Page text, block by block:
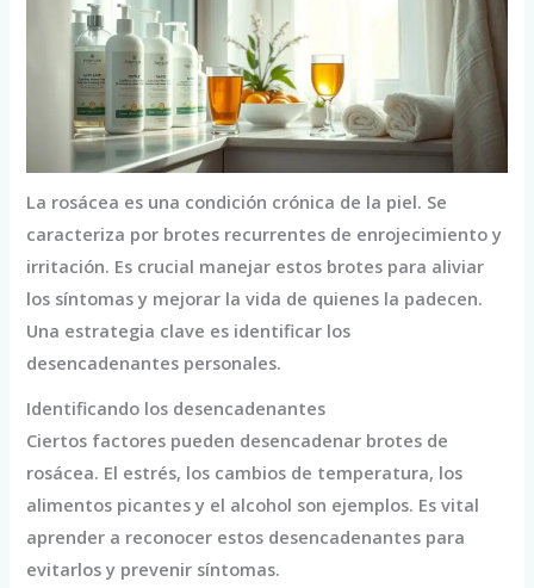
La rosácea es una condición crónica de la piel. Se
caracteriza por brotes recurrentes de enrojecimiento y
irritación. Es crucial manejar estos brotes para aliviar
los síntomas y mejorar la vida de quienes la padecen.
Una estrategia clave es identificar los
desencadenantes personales.
Identificando los desencadenantes
Ciertos factores pueden desencadenar brotes de
rosácea. El estrés, los cambios de temperatura, los
alimentos picantes y el alcohol son ejemplos. Es vital
aprender a reconocer estos desencadenantes para
evitarlos y prevenir síntomas.